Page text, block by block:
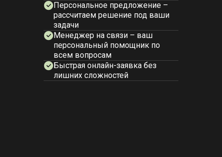
Персональное предложение –
рассчитаем решение под ваши
задачи
Менеджер на связи – ваш
персональный помощник по
всем вопросам
Быстрая онлайн-заявка без
лишних сложностей